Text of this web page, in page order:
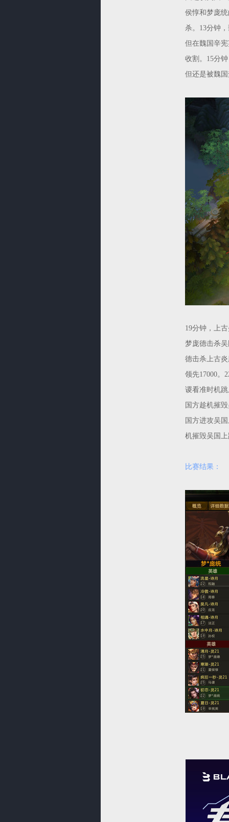
侯惇和梦庞
杀。13分钟
但在魏国辛
收割。15分
但还是被魏
19分钟，上
梦庞德击杀
德击杀上古
领先17000。
谡看准时机
国方趁机摧
国方进攻吴
机摧毁吴国
比赛结果：